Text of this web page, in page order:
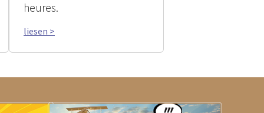
heures.
liesen >